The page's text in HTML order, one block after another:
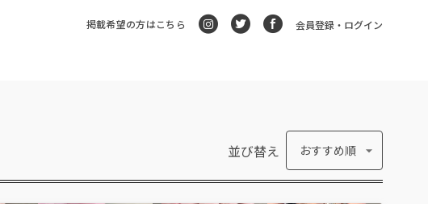
掲載希望の方はこちら 会員登録・ログイン
並び替え おすすめ順